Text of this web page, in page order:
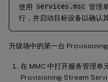
使用 services.msc 管理
行，并启动目标设备以确认
升级场中的第一台
在 MMC 中打开服务管理单
Provisioning Stream